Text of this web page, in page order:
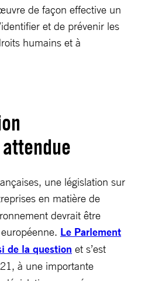
de façon effective un
et de prévenir les
humains et à
une législation sur
en matière de
devrait être
Le Parlement
de la question et s’est
à une importante